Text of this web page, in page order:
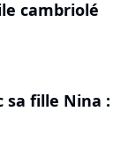
cambriolé
sa fille Nina :